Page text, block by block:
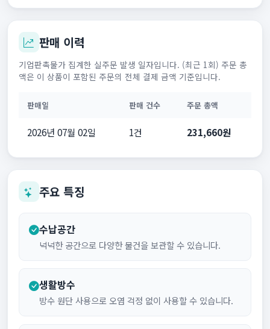
판매 이력
기업판촉물가 집계한 실주문 발생 일자입니다. (최근 1회) 주문 총
액은 이 상품이 포함된 주문의 전체 결제 금액 기준입니다.
판매일 판매 건수 주문 총액
2026년 07월 02일 1건 231,660원
주요 특징
수납공간
넉넉한 공간으로 다양한 물건을 보관할 수 있습니다.
생활방수
방수 원단 사용으로 오염 걱정 없이 사용할 수 있습니다.